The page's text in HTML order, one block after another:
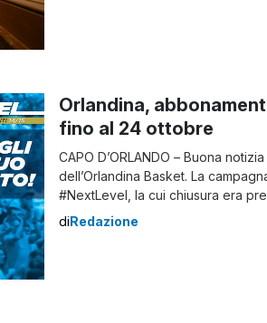
Orlandina,
fino al 24 ottobre
CAPO D’ORLANDO – Buona
dell’Orlandina Basket. La
#NextLevel, la cui chiusura era
settembre, è stata prolungata fino
diRedazione